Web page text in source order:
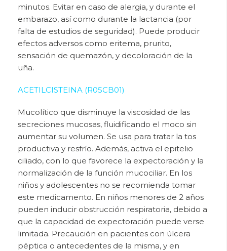
minutos. Evitar en caso de alergia, y durante el
embarazo, así como durante la lactancia (por
falta de estudios de seguridad). Puede producir
efectos adversos como eritema, prurito,
sensación de quemazón, y decoloración de la
uña.
ACETILCISTEINA (R05CB01)
Mucolítico que disminuye la viscosidad de las
secreciones mucosas, fluidificando el moco sin
aumentar su volumen. Se usa para tratar la tos
productiva y resfrío. Además, activa el epitelio
ciliado, con lo que favorece la expectoración y la
normalización de la función mucociliar. En los
niños y adolescentes no se recomienda tomar
este medicamento. En niños menores de 2 años
pueden inducir obstrucción respiratoria, debido a
que la capacidad de expectoración puede verse
limitada. Precaución en pacientes con úlcera
péptica o antecedentes de la misma, y en